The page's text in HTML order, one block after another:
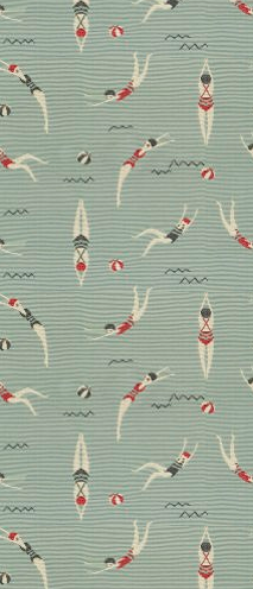
Trendbuch
neugierig gen Zukunft
und Farbtrends die
ohne Glaskugel, aber
dieses und das
fassen wir hier für